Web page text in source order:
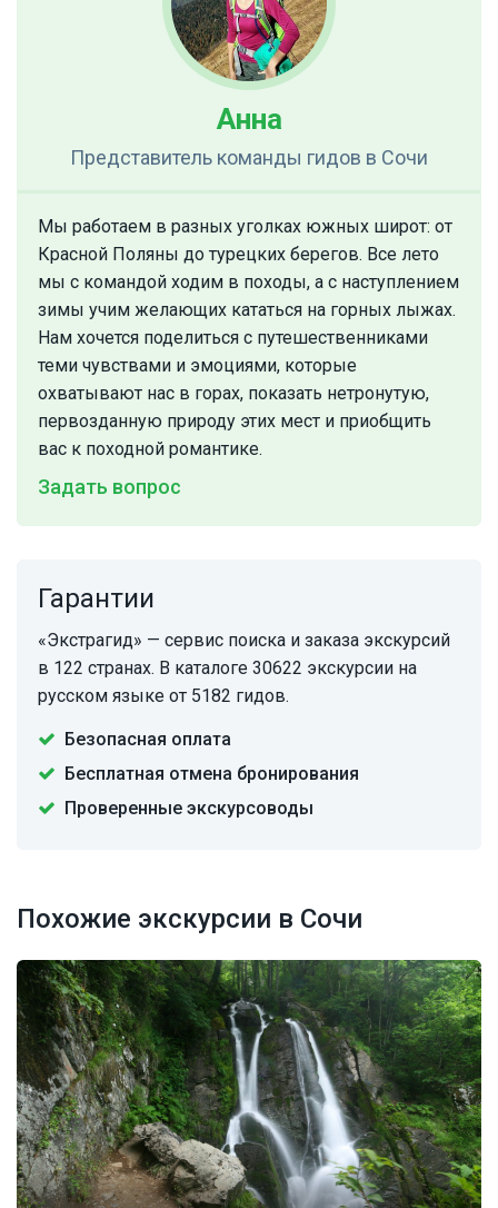
Анна
Представитель команды гидов в Сочи
Мы работаем в разных уголках южных широт: от
Красной Поляны до турецких берегов. Все лето
мы с командой ходим в походы, а с наступлением
зимы учим желающих кататься на горных лыжах.
Нам хочется поделиться с путешественниками
теми чувствами и эмоциями, которые
охватывают нас в горах, показать нетронутую,
первозданную природу этих мест и приобщить
вас к походной романтике.
Задать вопрос
Гарантии
«Экстрагид» — сервис поиска и заказа экскурсий
в 122 странах. В каталоге 30622 экскурсии на
русском языке от 5182 гидов.
Безопасная оплата
Бесплатная отмена бронирования
Проверенные экскурсоводы
Похожие экскурсии в Сочи